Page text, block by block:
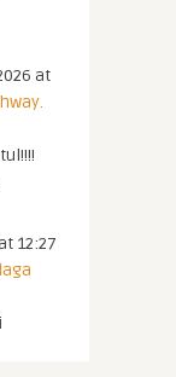
at
12:27